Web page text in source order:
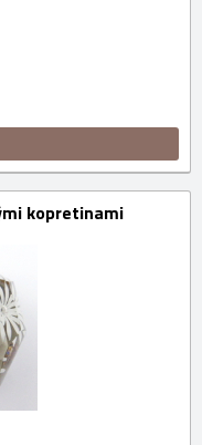
kopretinami